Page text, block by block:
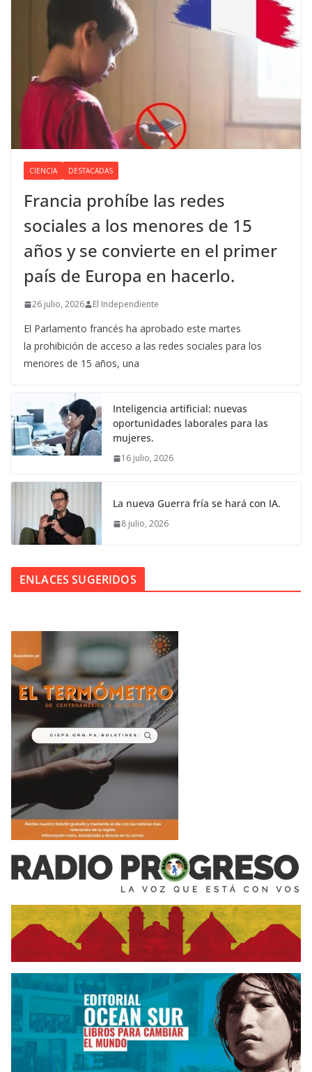
CIENCIA DESTACADAS
Francia prohíbe las redes
sociales a los menores de 15
años y se convierte en el primer
país de Europa en hacerlo.
26 julio, 2026 El Independiente
El Parlamento francés ha aprobado este martes
la prohibición de acceso a las redes sociales para los
menores de 15 años, una
Inteligencia artificial: nuevas
oportunidades laborales para las
mujeres.
16 julio, 2026
La nueva Guerra fría se hará con IA.
8 julio, 2026
ENLACES SUGERIDOS